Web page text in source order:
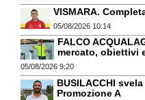
VISMARA.
05/08/2026 10:14
FALCO
mercato, obiettivi
05/08/2026 9:20
BUSILACCHI
Promozione A